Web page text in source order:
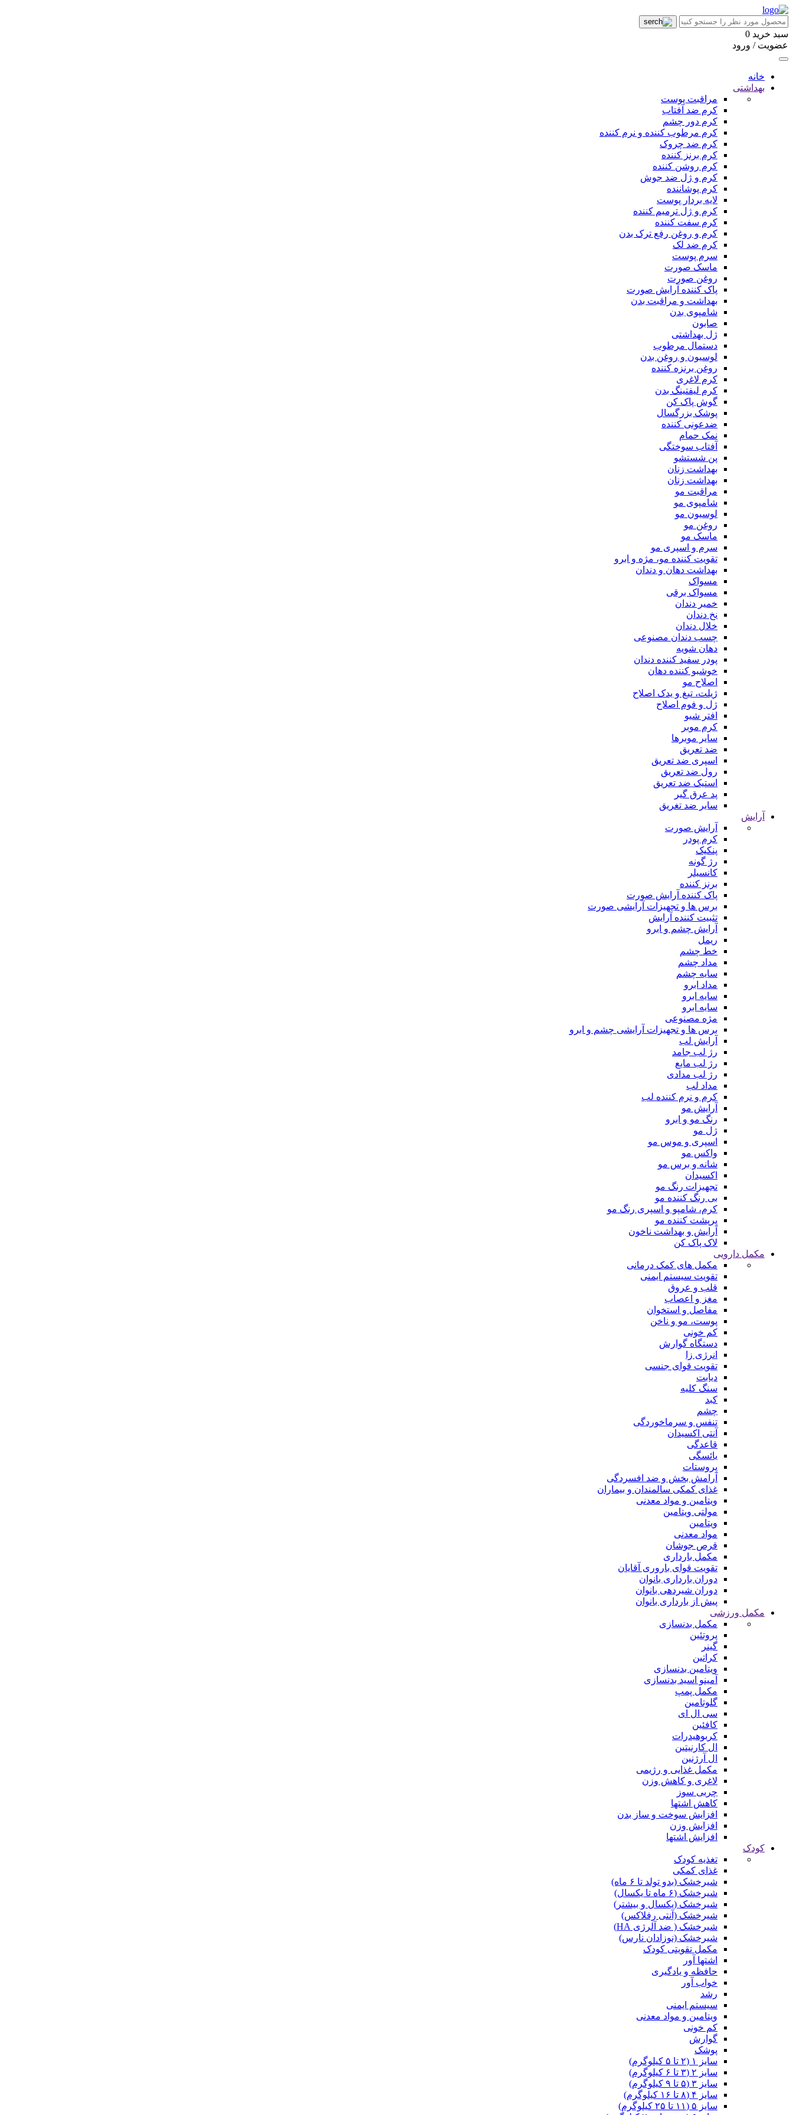
سبد خرید 0
عضویت / ورود
خانه
بهداشتی
مراقبت پوست
کرم ضد آفتاب
کرم دور چشم
کرم مرطوب کننده و نرم کننده
کرم ضد چروک
کرم برنز کننده
کرم روشن کننده
کرم و ژل ضد جوش
کرم پوشاننده
لایه بردار پوست
کرم و ژل ترمیم کننده
کرم سفت کننده
کرم و روغن رفع ترک بدن
کرم ضد لک
سرم پوست
ماسک صورت
روغن صورت
پاک کننده آرایش صورت
بهداشت و مراقبت بدن
شامپوی بدن
صابون
ژل بهداشتی
دستمال مرطوب
لوسیون و روغن بدن
روغن برنزه کننده
کرم لاغری
کرم لیفتینگ بدن
گوش پاک کن
پوشک بزرگسال
ضدعونی کننده
نمک حمام
آفتاب سوختگی
پن شستشو
بهداشت زنان
بهداشت زنان
مراقبت مو
شامپوی مو
لوسیون مو
روغن مو
ماسک مو
سرم و اسپری مو
تقویت کننده مو، مژه و ابرو
بهداشت دهان و دندان
مسواک
مسواک برقی
خمیر دندان
نخ دندان
خلال دندان
چسب دندان مصنوعی
دهان شویه
پودر سفید کننده دندان
خوشبو کننده دهان
اصلاح مو
ژیلت، تیغ و یدک اصلاح
ژل و فوم اصلاح
افتر شیو
کرم موبر
سایر موبرها
ضد تعریق
اسپری ضد تعریق
رول ضد تعریق
استیک ضد تعریق
پد عرق گیر
سایر ضد تغریق
آرایش
آرایش صورت
کرم پودر
پنکیک
رژ گونه
کانسیلر
برنز کننده
پاک کننده آرایش صورت
برس ها و تجهیزات آرایشی صورت
تثبیت کننده آرایش
آرایش چشم و ابرو
ریمل
خط چشم
مداد چشم
سایه چشم
مداد ابرو
سایه ابرو
سایه ابرو
مژه مصنوعی
برس ها و تجهیزات آرایشی چشم و ابرو
آرایش لب
رژ لب جامد
رژ لب مایع
رژ لب مدادی
مداد لب
کرم و نرم کننده لب
آرایش مو
رنگ مو و ابرو
ژل مو
اسپری و موس مو
واکس مو
شانه و برس مو
اکسیدان
تجهیزات رنگ مو
بی رنگ کننده مو
کرم، شامپو و اسپری رنگ مو
پرپشت کننده مو
آرایش و بهداشت ناخون
لاک پاک کن
مکمل دارویی
مکمل های کمک درمانی
تقویت سیستم ایمنی
قلب و عروق
مغز و اعصاب
مفاصل و استخوان
پوست، مو و ناخن
کم خونی
دستگاه گوارش
انرژی زا
تقویت قوای جنسی
دیابت
سنگ کلیه
کبد
چشم
تنفس و سرماخوردگی
آنتی اکسیدان
قاعدگی
یائسگی
پروستات
آرامش بخش و ضد افسردگی
غذای کمکی سالمندان و بیماران
ویتامین و مواد معدنی
مولتی ویتامین
ویتامین
مواد معدنی
قرص جوشان
مکمل بارداری
تقویت قوای باروری آقایان
دوران بارداری بانوان
دوران شیردهی بانوان
پیش از بارداری بانوان
مکمل ورزشی
مکمل بدنسازی
پروتئین
گینر
کراتین
ویتامین بدنسازی
آمینو اسید بدنسازی
مکمل پمپ
گلوتامین
سی ال ای
کافئین
کربوهیدرات
ال کارنیتین
ال آرژنین
مکمل غذایی و رژیمی
لاغری و کاهش وزن
چربی سوز
کاهش اشتها
افزایش سوخت و ساز بدن
افزایش وزن
افزایش اشتها
کودک
تغذیه کودک
غذای کمکی
شیرخشک (بدو تولد تا ۶ ماه)
شیرخشک (۶ ماه تا یکسال)
شیرخشک (یکسال و بیشتر)
شیرخشک (آنتی رفلاکس)
شیرخشک ( ضد آلرژی HA)
شیرخشک (نوزادان نارس)
مکمل تقویتی کودک
اشتها آور
حافظه و یادگیری
خواب آور
رشد
سیستم ایمنی
ویتامین و مواد معدنی
کم خونی
گوارش
پوشک
سایز ۱ (۲ تا ۵ کیلوگرم)
سایز ۲ (۳ تا ۶ کیلوگرم)
سایز ۳ (۵ تا ۹ کیلوگرم)
سایز ۴ (۸ تا ۱۶ کیلوگرم)
سایز ۵ (۱۱ تا ۲۵ کیلوگرم)